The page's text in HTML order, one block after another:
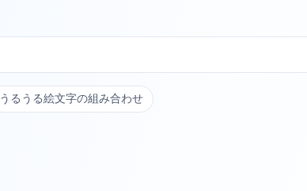
うるうる絵文字の組み合わせ